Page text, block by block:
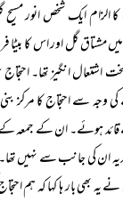
ایک شخص انور مسیح
گل اور اس کا بیٹا
انگیز تھا۔
وجہ سے احتجاج کا مرکز
قائد ہوئے۔ ان کے
ان کی جانب سے نہیں تھا۔
بھی بار ہا کہا کہ ہم